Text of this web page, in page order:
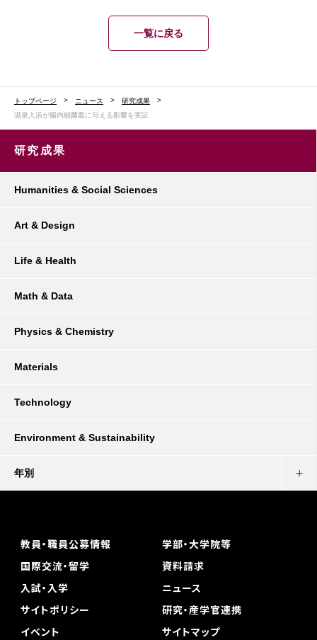
一覧に戻る
トップページ ニュース
研究成果
温泉⼊浴が腸内細菌叢に与える影響を実証
研究成果
Humanities & Social Sciences
Art & Design
Life & Health
Math & Data
Physics & Chemistry
Materials
Technology
Environment & Sustainability
年別
教員・職員公募情報
学部・大学院等
国際交流・留学
資料請求
入試・入学
ニュース
サイトポリシー
研究・産学官連携
イベント
サイトマップ